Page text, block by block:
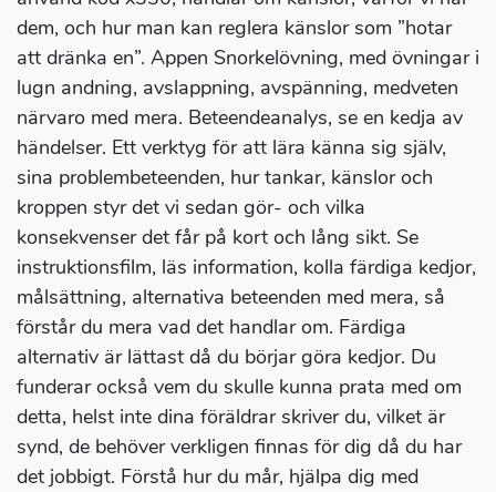
dem, och hur man kan reglera känslor som ”hotar
att dränka en”. Appen Snorkelövning, med övningar i
lugn andning, avslappning, avspänning, medveten
närvaro med mera. Beteendeanalys, se en kedja av
händelser. Ett verktyg för att lära känna sig själv,
sina problembeteenden, hur tankar, känslor och
kroppen styr det vi sedan gör- och vilka
konsekvenser det får på kort och lång sikt. Se
instruktionsfilm, läs information, kolla färdiga kedjor,
målsättning, alternativa beteenden med mera, så
förstår du mera vad det handlar om. Färdiga
alternativ är lättast då du börjar göra kedjor. Du
funderar också vem du skulle kunna prata med om
detta, helst inte dina föräldrar skriver du, vilket är
synd, de behöver verkligen finnas för dig då du har
det jobbigt. Förstå hur du mår, hjälpa dig med